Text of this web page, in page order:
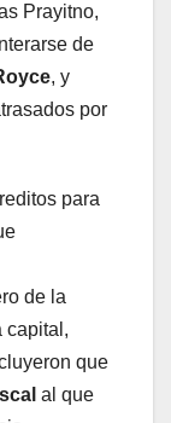
Prayitno,
de
, y
por
para
de la
capital,
que
al que